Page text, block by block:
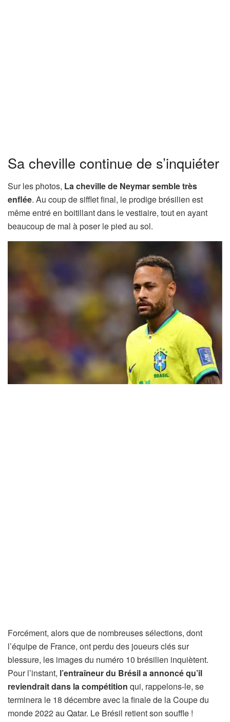
Sa cheville continue de s’inquiéter
Sur les photos, La cheville de Neymar semble très
enflée. Au coup de sifflet final, le prodige brésilien est
même entré en boitillant dans le vestiaire, tout en ayant
beaucoup de mal à poser le pied au sol.
Forcément, alors que de nombreuses sélections, dont
l’équipe de France, ont perdu des joueurs clés sur
blessure, les images du numéro 10 brésilien inquiètent.
Pour l’instant, l’entraîneur du Brésil a annoncé qu’il
reviendrait dans la compétition qui, rappelons-le, se
terminera le 18 décembre avec la finale de la Coupe du
monde 2022 au Qatar. Le Brésil retient son souffle !